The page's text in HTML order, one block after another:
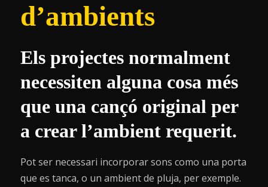
d’ambients
Els projectes normalment
necessiten alguna cosa més
que una cançó original per
a crear l’ambient requerit.
Pot ser necessari incorporar sons como una porta
que es tanca, o un ambient de pluja, per exemple.